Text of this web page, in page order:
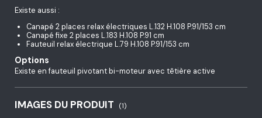
Existe aussi :
Canapé 2 places relax électriques L.132 H.108 P.91/153 cm
Canapé fixe 2 places L.183 H.108 P.91 cm
Fauteuil relax électrique L.79 H.108 P.91/153 cm
Options
Existe en fauteuil pivotant bi-moteur avec têtière active
IMAGES DU PRODUIT (1)